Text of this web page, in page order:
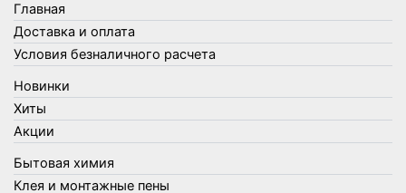
Товары для кухни
Товары для сада и огорода
Товары для туризма и отдыха
Упаковка
Утеплители и прочее
Фонари, лампы и удлинители
Хозяйственные товары
Швабры, стекломои, черенки и насадки
Главная
Доставка и оплата
Условия безналичного расчета
Новинки
Хиты
Акции
Бытовая химия
Клея и монтажные пены